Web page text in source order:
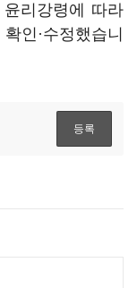
리강령에 따라
인·수정했습니